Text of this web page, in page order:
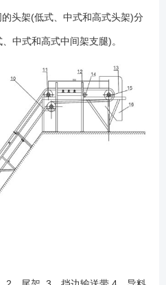
头架(低式、中式和高式头架)分
中式和高式中间架支腿)。